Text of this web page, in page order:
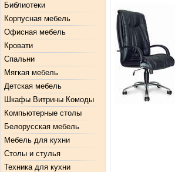
Библиотеки
Корпусная мебель
Офисная мебель
Кровати
Спальни
Мягкая мебель
Детская мебель
Шкафы Витрины Комоды
Компьютерные столы
Белорусская мебель
Мебель для кухни
Столы и стулья
Техника для кухни